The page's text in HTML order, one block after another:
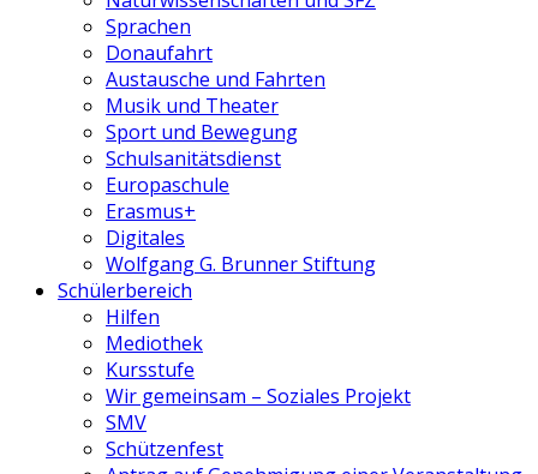
Sprachen
Donaufahrt
Austausche und Fahrten
Musik und Theater
Sport und Bewegung
Schulsanitätsdienst
Europaschule
Erasmus+
Digitales
Wolfgang G. Brunner Stiftung
Schülerbereich
Hilfen
Mediothek
Kursstufe
Wir gemeinsam – Soziales Projekt
SMV
Schützenfest